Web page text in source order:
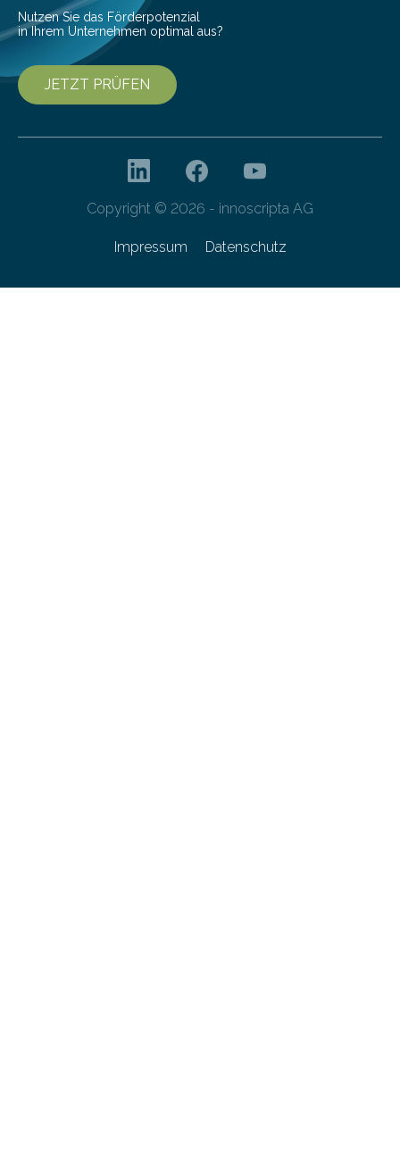
Nutzen Sie das Förderpotenzial
in Ihrem Unternehmen optimal aus?
JETZT PRÜFEN
Copyright © 2026 - innoscripta AG
Impressum Datenschutz